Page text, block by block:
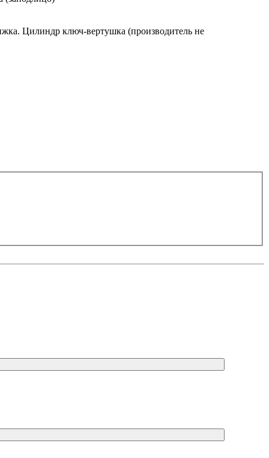
Цилиндр ключ-вертушка (производитель не